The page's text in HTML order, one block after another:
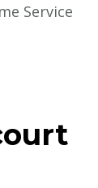
Service